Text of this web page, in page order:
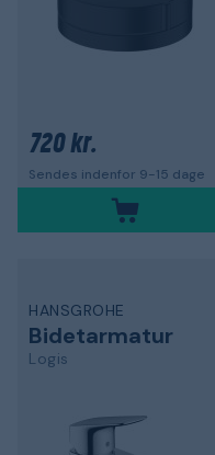
720 kr.
Sendes indenfor 9-15 dage
HANSGROHE
Bidetarmatur
Logis